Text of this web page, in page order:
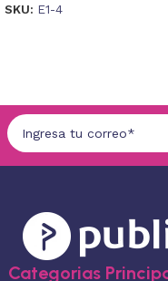
SKU: E1-4
Categorias